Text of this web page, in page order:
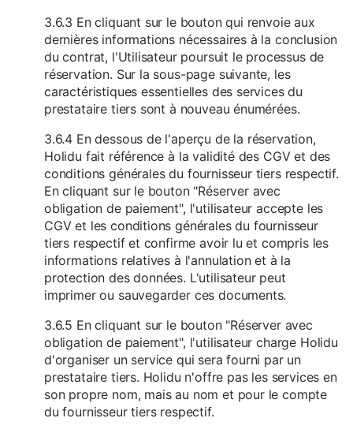
3.6.3 En cliquant sur le bouton qui renvoie aux
dernières informations nécessaires à la conclusion
du contrat, l'Utilisateur poursuit le processus de
réservation. Sur la sous-page suivante, les
caractéristiques essentielles des services du
prestataire tiers sont à nouveau énumérées.
3.6.4 En dessous de l'aperçu de la réservation,
Holidu fait référence à la validité des CGV et des
conditions générales du fournisseur tiers respectif.
En cliquant sur le bouton "Réserver avec
obligation de paiement", l'utilisateur accepte les
CGV et les conditions générales du fournisseur
tiers respectif et confirme avoir lu et compris les
informations relatives à l'annulation et à la
protection des données. L'utilisateur peut
imprimer ou sauvegarder ces documents.
3.6.5 En cliquant sur le bouton "Réserver avec
obligation de paiement", l'utilisateur charge Holidu
d'organiser un service qui sera fourni par un
prestataire tiers. Holidu n'offre pas les services en
son propre nom, mais au nom et pour le compte
du fournisseur tiers respectif.